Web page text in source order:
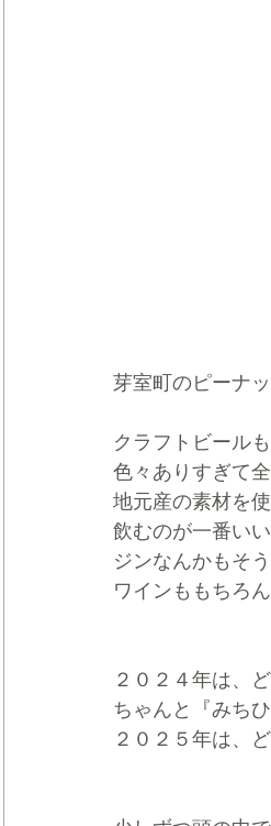
芽室町のピーナ
クラフトビール
色々ありすぎて
地元産の素材を
飲むのが一番いい
ジンなんかもそ
ワインももちろ
２０２４年は、
ちゃんと『みち
２０２５年は、